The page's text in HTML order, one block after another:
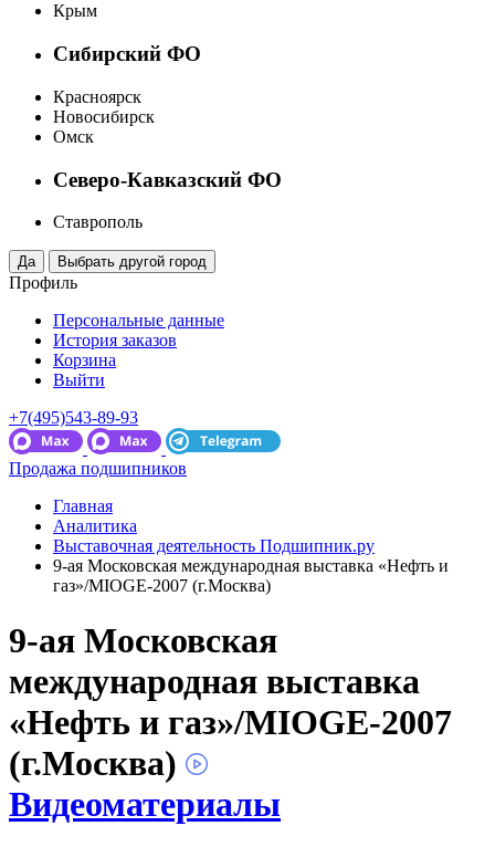
Крым
Сибирский ФО
Красноярск
Новосибирск
Омск
Северо-Кавказский ФО
Ставрополь
Профиль
Персональные данные
История заказов
Корзина
Выйти
+7(495)543-89-93
Продажа подшипников
Главная
Аналитика
Выставочная деятельность Подшипник.ру
9-ая Московская международная выставка «Нефть и
газ»/MIOGE-2007 (г.Москва)
9-ая Московская
международная выставка
«Нефть и газ»/MIOGE-2007
(г.Москва)
Видеоматериалы